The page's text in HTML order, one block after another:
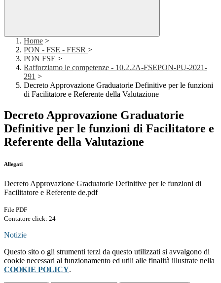
Home >
PON - FSE - FESR >
PON FSE >
Rafforziamo le competenze - 10.2.2A-FSEPON-PU-2021-
291 >
Decreto Approvazione Graduatorie Definitive per le funzioni
di Facilitatore e Referente della Valutazione
Decreto Approvazione Graduatorie
Definitive per le funzioni di Facilitatore e
Referente della Valutazione
Allegati
Decreto Approvazione Graduatorie Definitive per le funzioni di
Facilitatore e Referente de.pdf
File PDF
Contatore click: 24
Notizie
Questo sito o gli strumenti terzi da questo utilizzati si avvalgono di
cookie necessari al funzionamento ed utili alle finalità illustrate nella
COOKIE POLICY.